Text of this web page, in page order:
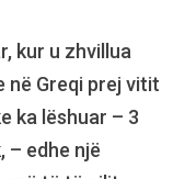
kur u zhvillua
në Greqi prej vitit
ka lëshuar – 3
– edhe një